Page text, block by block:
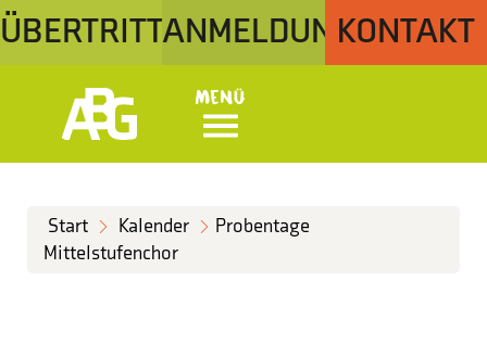
ÜBERTRITTANMELDUNGKONTAKT
Menü
Start Kalender
Probentage
Mittelstufenchor